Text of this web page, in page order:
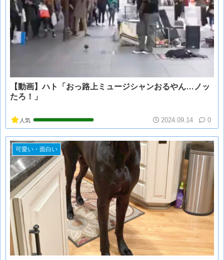
【動画】ハト「おっ路上ミュージシャンおるやん…ノッ
たろ！」
人気 2024.09.14 0
可愛い・面白い